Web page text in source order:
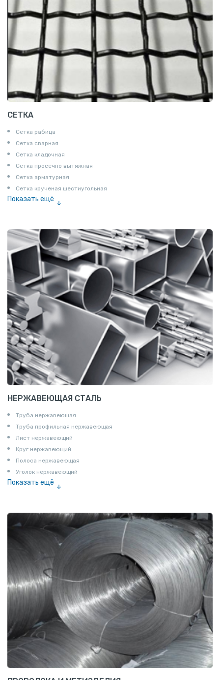
СЕТКА
Сетка рабица
Сетка сварная
Сетка кладочная
Сетка просечно вытяжная
Сетка арматурная
Сетка крученая шестиугольная
Показать ещё
НЕРЖАВЕЮЩАЯ СТАЛЬ
Труба нержавеюшая
Труба профильная нержавеющая
Лист нержавеющий
Круг нержавеющий
Полоса нержавеющая
Уголок нержавеющий
Показать ещё